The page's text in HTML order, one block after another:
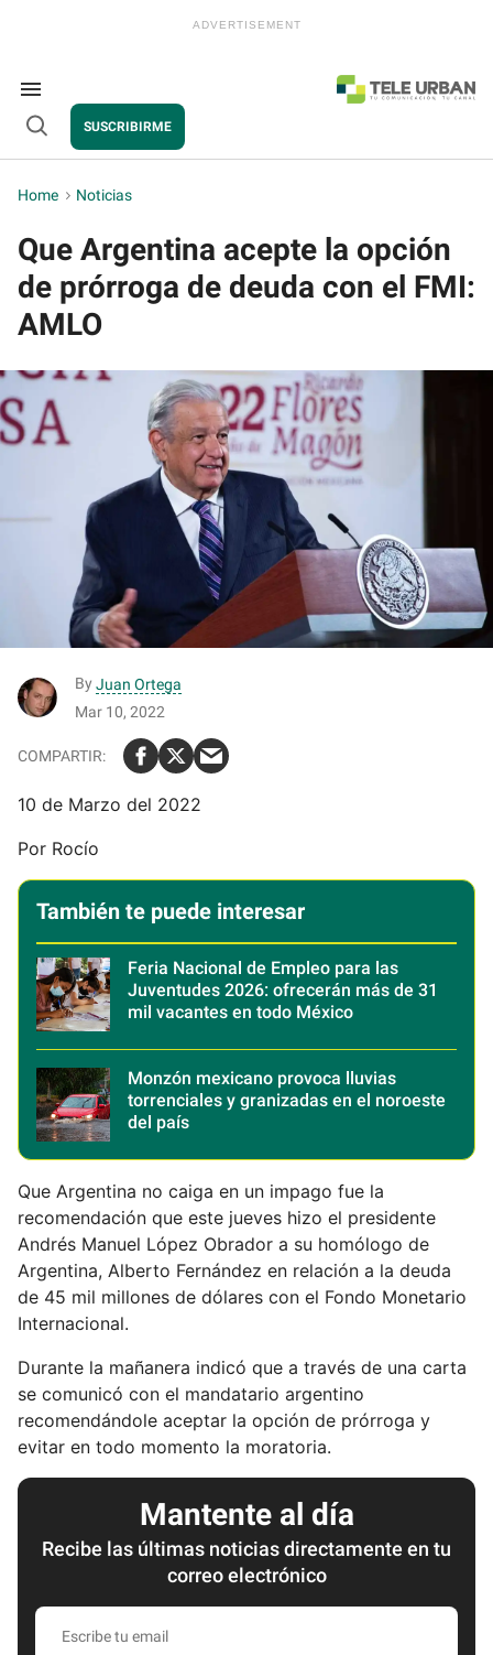
Search
&
Section
Navigation
Open
SUSCRIBIRME
Home > Noticias
Que Argentina acepte la opción
de prórroga de deuda con el FMI:
AMLO
By Juan Ortega
Mar 10, 2022
10 de Marzo del 2022
Por Rocío
También te puede interesar
Feria Nacional de Empleo para las
Juventudes 2026: ofrecerán más de 31
mil vacantes en todo México
Monzón mexicano provoca lluvias
torrenciales y granizadas en el noroeste
del país
Que Argentina no caiga en un impago fue la
recomendación que este jueves hizo el presidente
Andrés Manuel López Obrador a su homólogo de
Argentina, Alberto Fernández en relación a la deuda
de 45 mil millones de dólares con el Fondo Monetario
Internacional.
Durante la mañanera indicó que a través de una carta
se comunicó con el mandatario argentino
recomendándole aceptar la opción de prórroga y
evitar en todo momento la moratoria.
Mantente al día
Recibe las últimas noticias directamente en tu
correo electrónico
E